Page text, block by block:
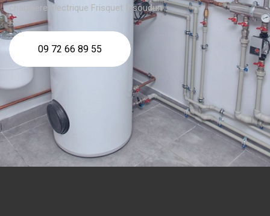
chaudière électrique Frisquet Issoudun
09 72 66 89 55